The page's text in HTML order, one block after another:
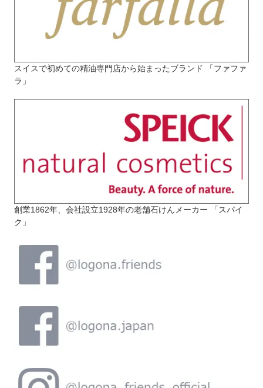
スイスで初めての精油専門店から始まったブランド 「ファファ
ラ」
創業1862年、会社設立1928年の老舗石けんメーカー 「スパイ
ク」